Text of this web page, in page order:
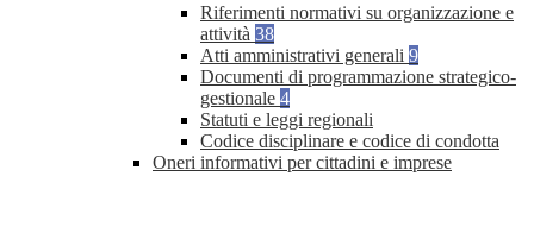
Riferimenti normativi su organizzazione e
attività 38
Atti amministrativi generali 9
Documenti di programmazione strategico-
gestionale 4
Statuti e leggi regionali
Codice disciplinare e codice di condotta
Oneri informativi per cittadini e imprese